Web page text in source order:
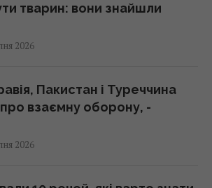
тварин: вони знайшли
2026
Пакистан і Туреччина
взаємну оборону, -
2026